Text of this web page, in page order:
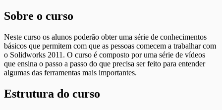
Sobre o curso
Neste curso os alunos poderão obter uma série de conhecimentos
básicos que permitem com que as pessoas comecem a trabalhar com
o Solidworks 2011. O curso é composto por uma série de vídeos
que ensina o passo a passo do que precisa ser feito para entender
algumas das ferramentas mais importantes.
Estrutura do curso